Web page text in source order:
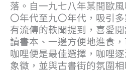
落。自一九七八年某間歐
〇年代至九〇年代，吸引
有流傳的軼聞提到，喜愛
讀書本、一邊方便地進食
咖哩便是最佳選擇，咖哩
象徵，並與古書街的氛圍相